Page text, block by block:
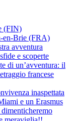
(FIN)
en-Brie (FRA)
avventura
e scoperte
di un’avventura: il
francese
inaspettata
e un Erasmus